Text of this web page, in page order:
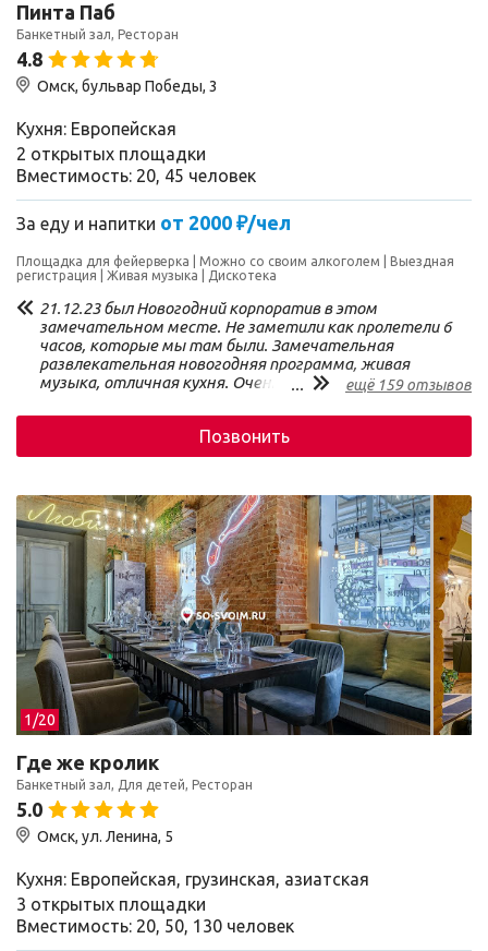
Пинта Паб
Банкетный зал, Ресторан
4.8
Омск, бульвар Победы, 3
Кухня: Европейская
2 открытых площадки
Вместимость: 20, 45 человек
За еду и напитки от 2000 ₽/чел
Площадка для фейерверка Можно со своим алкоголем
Выездная
регистрация
Живая музыка Дискотека
21.12.23 был Новогодний корпоратив в этом
замечательном месте. Не заметили как пролетели 6
часов, которые мы там были. Замечательная
развлекательная новогодняя программа, живая
музыка, отличная кухня. Очень ответственный и
душно, комфортно, уютно. Рекомендуем!
... ещё 159 отзывов
Позвонить
1/20
Где же кролик
Банкетный зал, Для детей, Ресторан
5.0
Омск, ул. Ленина, 5
Кухня: Европейская, грузинская, азиатская
3 открытых площадки
Вместимость: 20, 50, 130 человек